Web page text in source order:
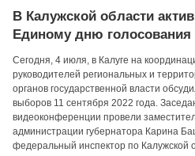
В Калужской области
Единому дню голосования
Сегодня, 4 июля, в Калуге на
руководителей региональных и
органов государственной власти
выборов 11 сентября 2022 года.
видеоконференции провели
администрации губернатора Карина
федеральный инспектор по Калужской